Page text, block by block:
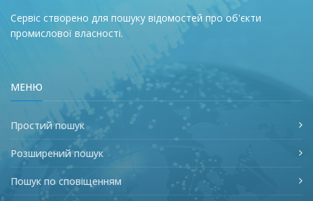
Сервіс створено для пошуку відомостей про об'єкти
промислової власності.
МЕНЮ
Простий пошук
Розширений пошук
Пошук по сповіщенням